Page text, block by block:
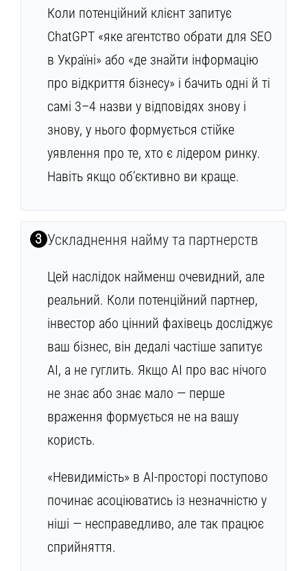
Коли потенційний клієнт запитує
ChatGPT «яке агентство обрати для SEO
в Україні» або «де знайти інформацію
про відкриття бізнесу» і бачить одні й ті
самі 3–4 назви у відповідях знову і
знову, у нього формується стійке
уявлення про те, хто є лідером ринку.
Навіть якщо об’єктивно ви краще.
3 Ускладнення найму та партнерств
Цей наслідок найменш очевидний, але
реальний. Коли потенційний партнер,
інвестор або цінний фахівець досліджує
ваш бізнес, він дедалі частіше запитує
AI, а не гуглить. Якщо AI про вас нічого
не знає або знає мало — перше
враження формується не на вашу
користь.
«Невидимість» в AI-просторі поступово
починає асоціюватись із незначністю у
ніші — несправедливо, але так працює
сприйняття.